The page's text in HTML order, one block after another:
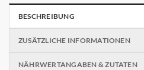
BESCHREIBUNG
ZUSÄTZLICHE INFORMATIONEN
NÄHRWERTANGABEN & ZUTATEN